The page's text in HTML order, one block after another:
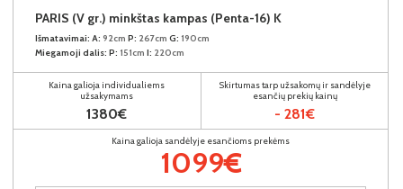
PARIS (V gr.) minkštas kampas (Penta-16) K
Išmatavimai: A: 92cm P: 267cm G: 190cm
Miegamoji dalis: P: 151cm I: 220cm
Kaina galioja individualiems
užsakymams
1380€
Skirtumas tarp užsakomų ir sandėlyje
esančių prekių kainų
- 281€
Kaina galioja sandėlyje esančioms prekėms
1099€